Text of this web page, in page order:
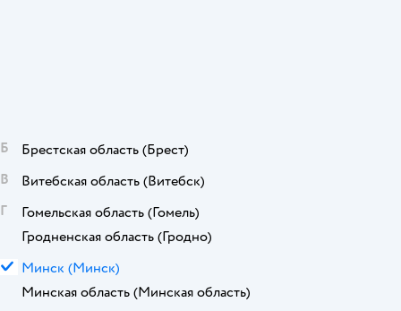
Б Брестская область (Брест)
В
Витебская область (Витебск)
Г
Гомельская область (Гомель)
Гродненская область (Гродно)
М Минск (Минск)
Минская область (Минская область)